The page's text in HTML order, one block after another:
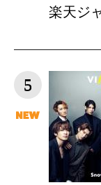
楽天ジ
5